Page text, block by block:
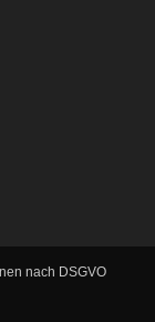
nach DSGVO